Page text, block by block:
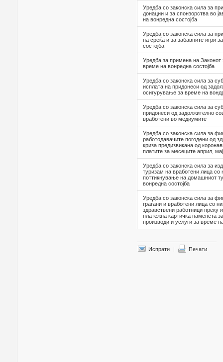
Уредба со законска сила за
донации и за спонзорства во
на вонредна состојба
Уредба со законска сила за
на среќа и за забавните игри
состојба
Уредба за примена на Законот
време на вонредна состојба
Уредба со законска сила за
исплата на придонеси од
осигурување за време на
Уредба со законска сила за
придонеси од задолжително
вработени во медиумите
Уредба со законска сила за
работодавачите погодени од
криза предизвикана од
платите за месеците април,
Уредба со законска сила за
туризам на вработени лица со
поттикнување на домашниот
вонредна состојба
Уредба со законска сила за
граѓани и вработени лица со
здравствени работници
платежна картичка наменета
производи и услуги за време
Испрати | Печати